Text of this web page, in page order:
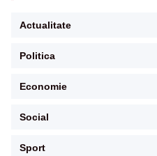
Actualitate
Politica
Economie
Social
Sport